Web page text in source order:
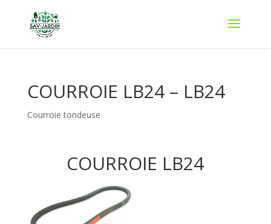
COURROIE LB24 – LB24
Courroie tondeuse
COURROIE LB24